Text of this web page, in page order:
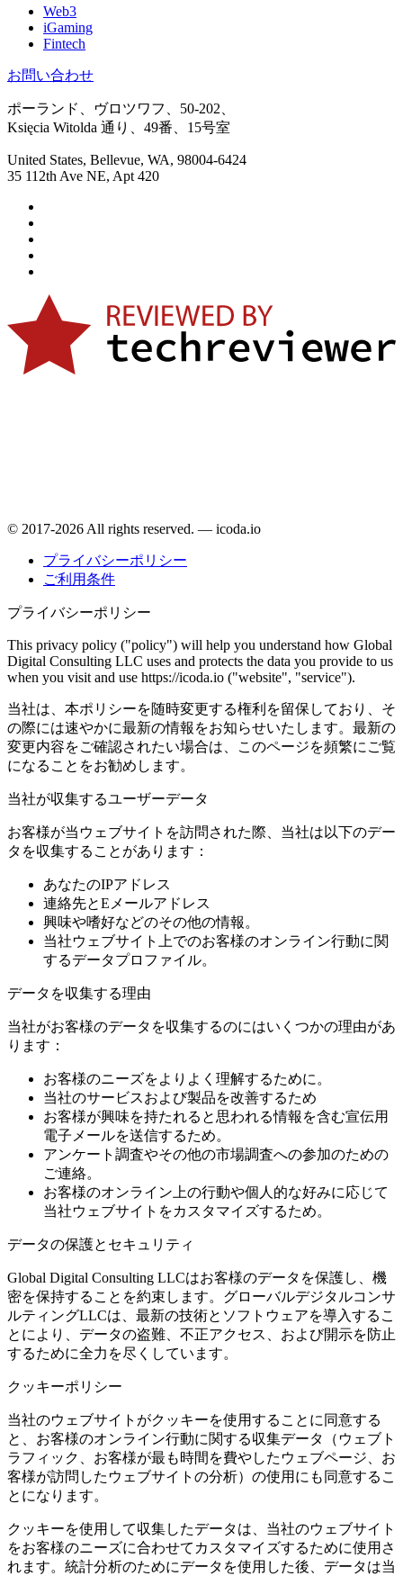
Web3
iGaming
Fintech
お問い合わせ
ポーランド、ヴロツワフ、50-202、
Księcia Witolda 通り、49番、15号室
United States, Bellevue, WA, 98004-6424
35 112th Ave NE, Apt 420
© 2017-2026 All rights reserved. — icoda.io
プライバシーポリシー
ご利用条件
プライバシーポリシー
This privacy policy ("policy") will help you understand how Global
Digital Consulting LLC uses and protects the data you provide to us
when you visit and use https://icoda.io ("website", "service").
当社は、本ポリシーを随時変更する権利を留保しており、そ
の際には速やかに最新の情報をお知らせいたします。最新の
変更内容をご確認されたい場合は、このページを頻繁にご覧
になることをお勧めします。
当社が収集するユーザーデータ
お客様が当ウェブサイトを訪問された際、当社は以下のデー
タを収集することがあります：
あなたのIPアドレス
連絡先とEメールアドレス
興味や嗜好などのその他の情報。
当社ウェブサイト上でのお客様のオンライン行動に関
するデータプロファイル。
データを収集する理由
当社がお客様のデータを収集するのにはいくつかの理由があ
ります：
お客様のニーズをよりよく理解するために。
当社のサービスおよび製品を改善するため
お客様が興味を持たれると思われる情報を含む宣伝用
電子メールを送信するため。
アンケート調査やその他の市場調査への参加のための
ご連絡。
お客様のオンライン上の行動や個人的な好みに応じて
当社ウェブサイトをカスタマイズするため。
データの保護とセキュリティ
Global Digital Consulting LLCはお客様のデータを保護し、機
密を保持することを約束します。グローバルデジタルコンサ
ルティングLLCは、最新の技術とソフトウェアを導入するこ
とにより、データの盗難、不正アクセス、および開示を防止
するために全力を尽くしています。
クッキーポリシー
当社のウェブサイトがクッキーを使用することに同意する
と、お客様のオンライン行動に関する収集データ（ウェブト
ラフィック、お客様が最も時間を費やしたウェブページ、お
客様が訪問したウェブサイトの分析）の使用にも同意するこ
とになります。
クッキーを使用して収集したデータは、当社のウェブサイト
をお客様のニーズに合わせてカスタマイズするために使用さ
れます。統計分析のためにデータを使用した後、データは当